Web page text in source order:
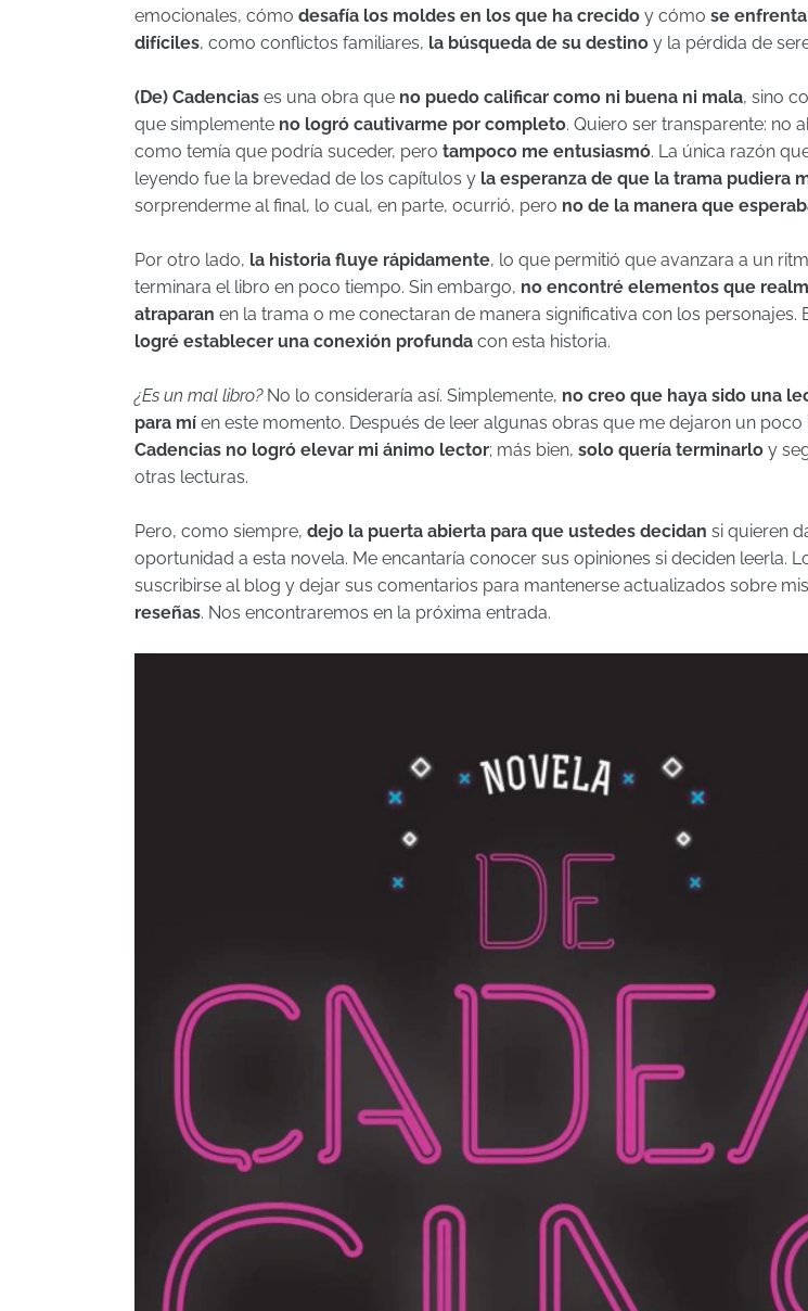
emocionales, cómo desafía los moldes en los que ha crecido y cómo se
difíciles, como conflictos familiares, la búsqueda de su destino y la pérdida de
(De) Cadencias es una obra que no puedo calificar como ni buena ni mala, sino
que simplemente no logró cautivarme por completo. Quiero ser transparente: no
como temía que podría suceder, pero tampoco me entusiasmó. La única razón
leyendo fue la brevedad de los capítulos y la esperanza de que la trama pudiera
sorprenderme al final, lo cual, en parte, ocurrió, pero no de la manera que
Por otro lado, la historia fluye rápidamente, lo que permitió que avanzara a un
terminara el libro en poco tiempo. Sin embargo, no encontré elementos que
atraparan en la trama o me conectaran de manera significativa con los personajes.
logré establecer una conexión profunda con esta historia.
¿Es un mal libro?No lo consideraría así. Simplemente, no creo que haya sido una
para mí en este momento. Después de leer algunas obras que me dejaron un poco
Cadencias no logró elevar mi ánimo lector; más bien, solo quería terminarlo y
otras lecturas.
Pero, como siempre, dejo la puerta abierta para que ustedes decidan si quieren
oportunidad a esta novela. Me encantaría conocer sus opiniones si deciden leerla.
suscribirse al blog y dejar sus comentarios para mantenerse actualizados sobre mis
reseñas. Nos encontraremos en la próxima entrada.